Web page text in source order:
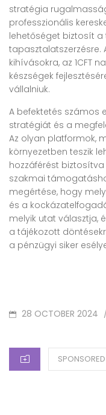
stratégia
professzionális
lehetőséget biztosít a
tapasztalatszerzésre.
kihívásokra, az 1CFT
készségek
vállalniuk.
A befektetés számos
stratégiát és a
Az olyan platformok,
környezetben teszik
hozzáférést
szakmai
megértése, hogy
és a
melyik utat választja,
a tájékozott
a pénzügyi siker
POSTED
28 OCTOBER 2024
CATEGORIES